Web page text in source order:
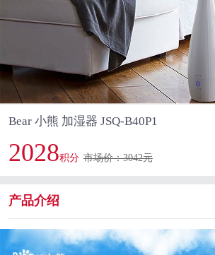
Bear 小熊 加湿器 JSQ-B40P1
2028积分 市场价：3042元
产品介绍